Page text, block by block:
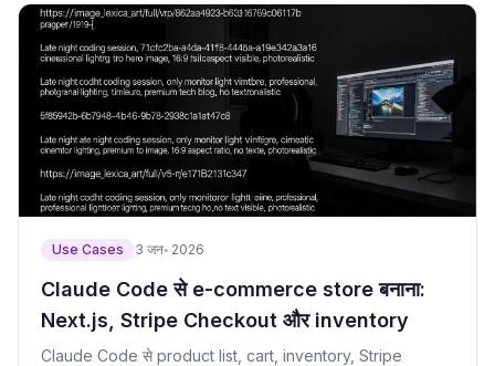
Use Cases 3 जन॰ 2026
Claude Code से e-commerce store बनाना:
Next.js, Stripe Checkout और inventory
Claude Code से product list, cart, inventory, Stripe